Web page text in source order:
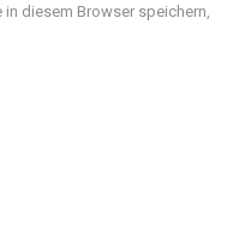
diesem Browser speichern,